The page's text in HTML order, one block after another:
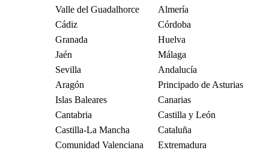
Valle del Guadalhorce
Almería
Cádiz
Córdoba
Granada
Huelva
Jaén
Málaga
Sevilla
Andalucía
Aragón
Principado de Asturias
Islas Baleares
Canarias
Cantabria
Castilla y León
Castilla-La Mancha
Cataluña
Comunidad Valenciana
Extremadura